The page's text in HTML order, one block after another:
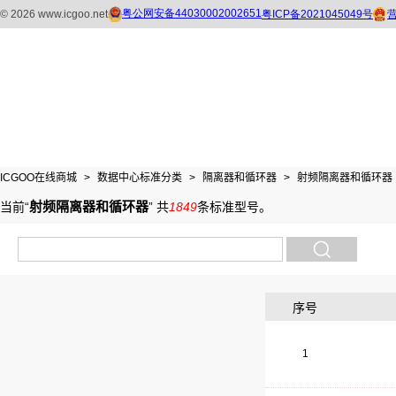
ICGOO在线商城 > 数据中心标准分类 > 隔离器和循环器 > 射频隔离器和循环器
当前“射频隔离器和循环器” 共1849条标准型号。
序号
1